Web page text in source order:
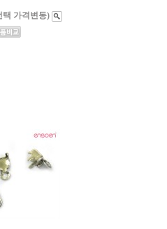
택 가격변동)